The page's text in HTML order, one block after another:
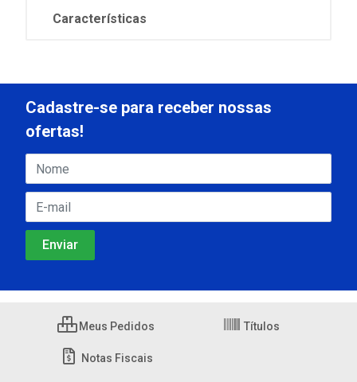
Características
Cadastre-se para receber nossas
ofertas!
Meus Pedidos Títulos
Notas Fiscais